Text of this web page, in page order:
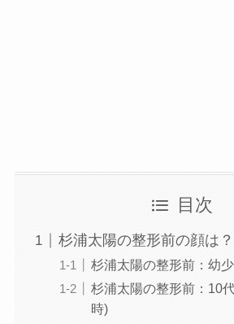
目次
杉浦太陽の整形前の顔は？
杉浦太陽の整形前：幼
杉浦太陽の整形前：10
時)